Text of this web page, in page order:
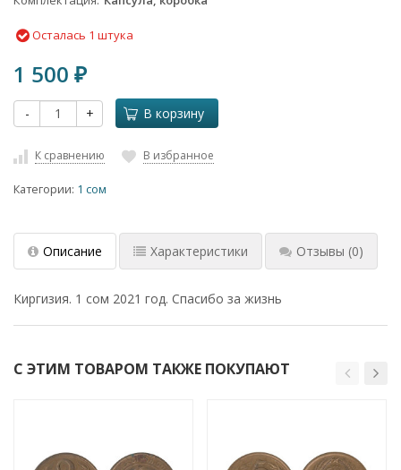
Осталась 1 штука
1 500 ₽
- + В корзину
К сравнению В избранное
Категории: 1 сом
Описание Характеристики Отзывы (0)
Киргизия. 1 сом 2021 год. Спасибо за жизнь
С ЭТИМ ТОВАРОМ ТАКЖЕ ПОКУПАЮТ